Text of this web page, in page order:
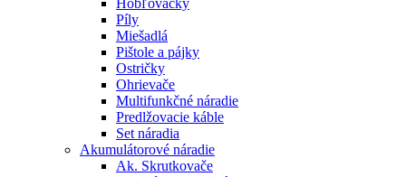
Hobľovačky
Píly
Miešadlá
Pištole a pájky
Ostričky
Ohrievače
Multifunkčné náradie
Predlžovacie káble
Set náradia
Akumulátorové náradie
Ak. Skrutkovače